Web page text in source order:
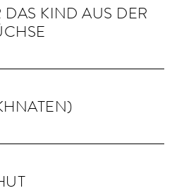
KIND AUS DER